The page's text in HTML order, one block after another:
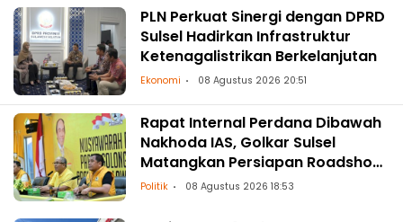
PLN Perkuat Sinergi dengan DPRD
Sulsel Hadirkan Infrastruktur
Ketenagalistrikan Berkelanjutan
Ekonomi 08 Agustus 2026 20:51
Rapat Internal Perdana Dibawah
Nakhoda IAS, Golkar Sulsel
Matangkan Persiapan Roadshow
ke Daerah
Politik 08 Agustus 2026 18:53